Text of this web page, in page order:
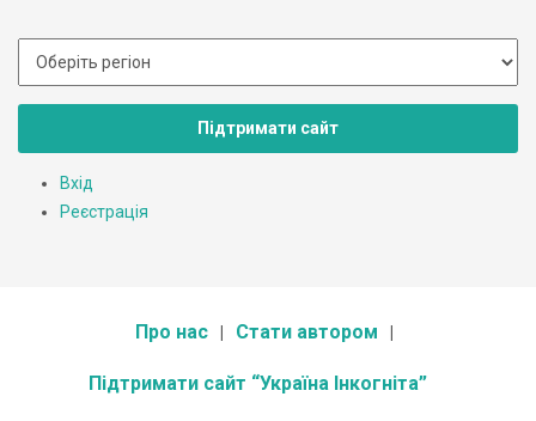
Підтримати сайт
Вхід
Реєстрація
Про нас Стати автором
Підтримати сайт “Україна Інкогніта”